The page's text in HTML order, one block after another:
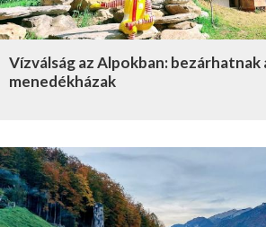
Vízválság az Alpokban:
menedékházak